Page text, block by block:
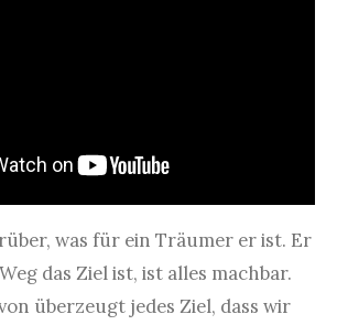
was für ein Träumer er ist. Er
das Ziel ist, ist alles machbar.
überzeugt jedes Ziel, dass wir